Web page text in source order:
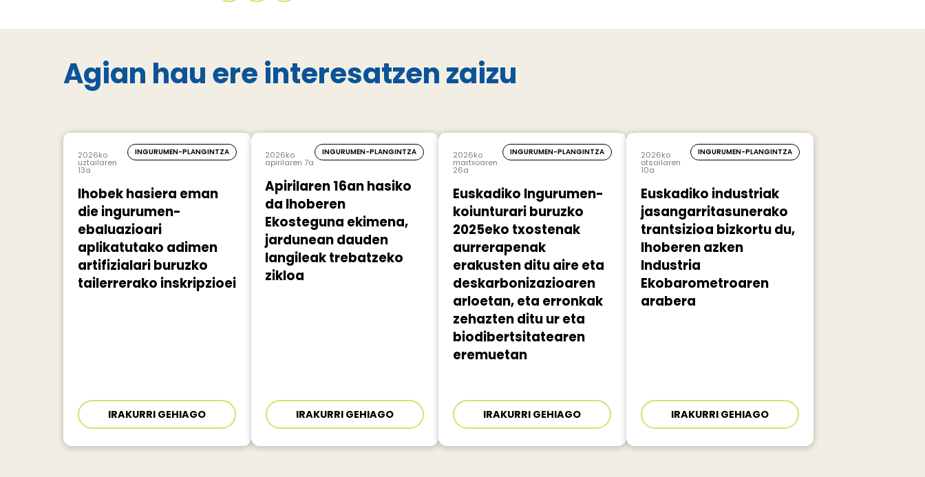
Agian hau ere interesatzen zaizu
2026ko
uztailaren
13a
INGURUMEN-PLANGINTZA
Ihobek hasiera eman
die ingurumen-
ebaluazioari
aplikatutako adimen
artifizialari buruzko
tailerrerako inskripzioei
IRAKURRI GEHIAGO
2026ko
apirilaren 7a
INGURUMEN-PLANGINTZA
Apirilaren 16an hasiko
da Ihoberen
Ekosteguna ekimena,
jardunean dauden
langileak trebatzeko
zikloa
IRAKURRI GEHIAGO
2026ko
martxoaren
26a
INGURUMEN-PLANGINTZA
Euskadiko Ingurumen-
koiunturari buruzko
2025eko txostenak
aurrerapenak
erakusten ditu aire eta
deskarbonizazioaren
arloetan, eta erronkak
zehazten ditu ur eta
biodibertsitatearen
eremuetan
IRAKURRI GEHIAGO
2026ko
otsailaren
10a
INGURUMEN-PLANGINTZA
Euskadiko industriak
jasangarritasunerako
trantsizioa bizkortu du,
Ihoberen azken
Industria
Ekobarometroaren
arabera
IRAKURRI GEHIAGO